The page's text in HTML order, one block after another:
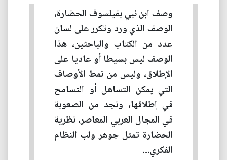
وصف ابن نبي بفيلسوف الحضارة،
الوصف الذي ورد وتكرر على لسان
عدد من الكتاب والباحثين، هذا
الوصف ليس بسيطا أو عاديا على
الإطلاق، وليس من نمط الأوصاف
التي يمكن التساهل أو التسامح
في إطلاقها، ونجد من الصعوبة
في المجال العربي المعاصر، نظرية
الحضارة تمثل جوهر ولب النظام
الفكري...